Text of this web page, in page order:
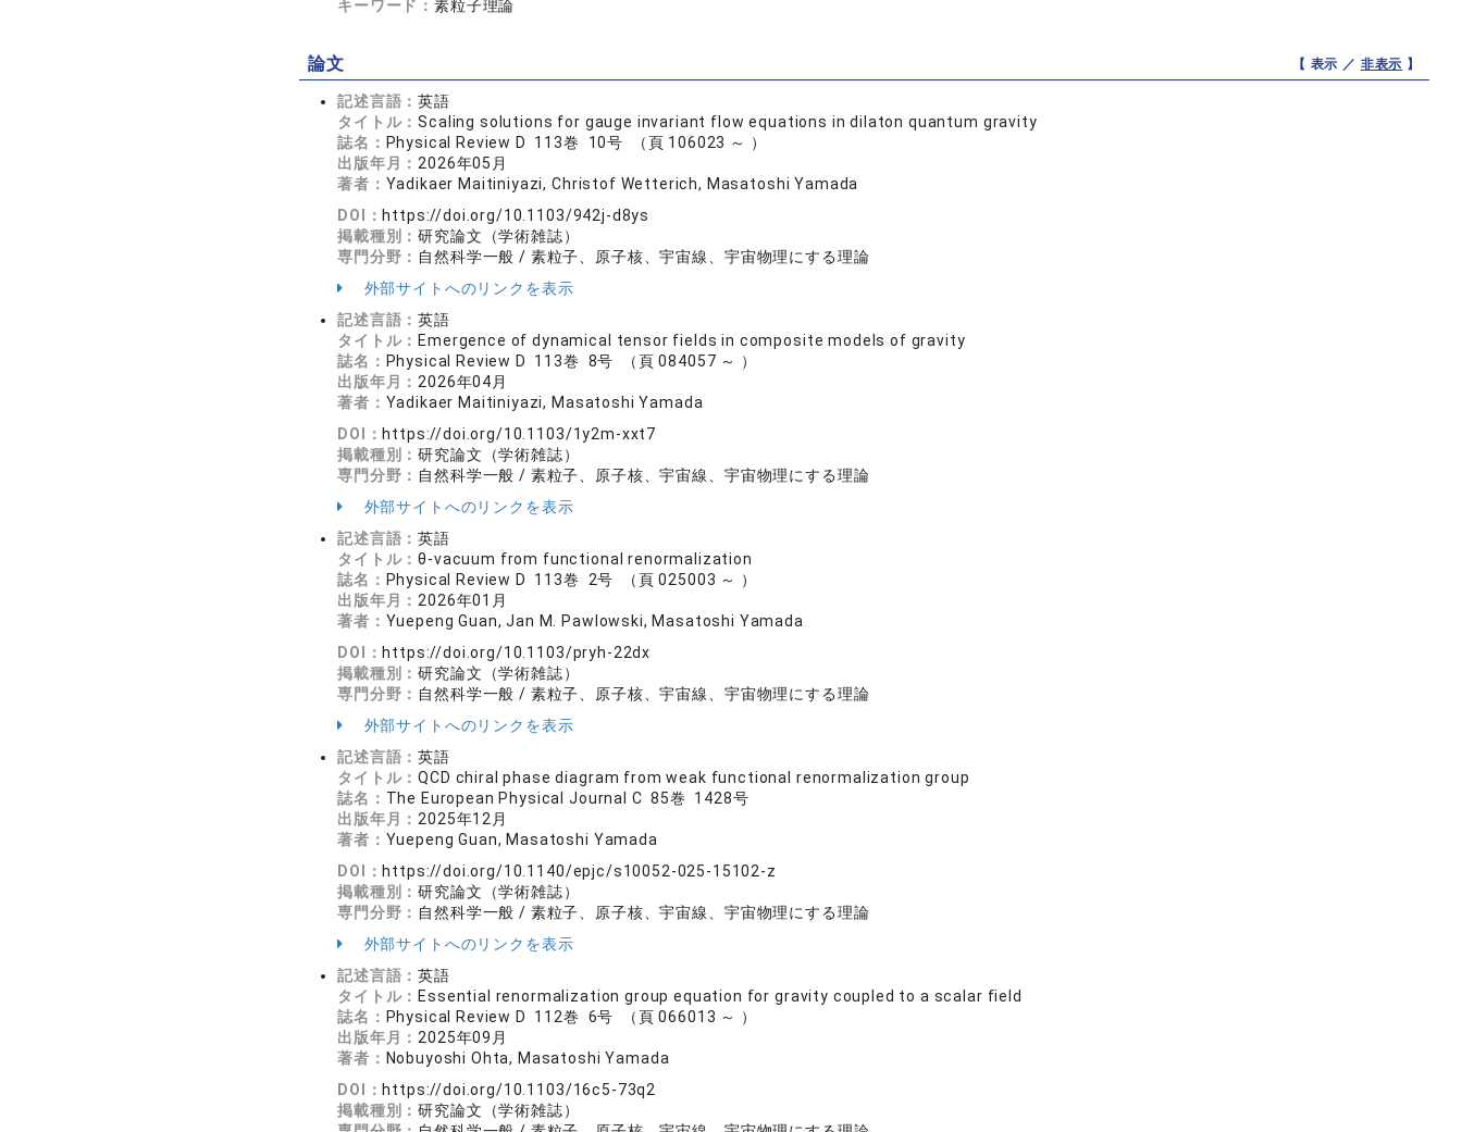
キーワード：素粒子理論
論文 【 表示 ／ 非表示 】
記述言語：英語
タイトル：Scaling solutions for gauge invariant flow equations in dilaton quantum gravity
誌名： Physical Review D 113巻 10号 （頁 106023 ～ ）
出版年月： 2026年05月
著者： Yadikaer Maitiniyazi, Christof Wetterich, Masatoshi Yamada
DOI： https://doi.org/10.1103/942j-d8ys
掲載種別：研究論文（学術雑誌）
専門分野： 自然科学一般 / 素粒子、原子核、宇宙線、宇宙物理にする理論
外部サイトへのリンクを表示
記述言語：英語
タイトル： Emergence of dynamical tensor fields in composite models of gravity
誌名： Physical Review D 113巻 8号 （頁 084057 ～ ）
出版年月： 2026年04月
著者： Yadikaer Maitiniyazi, Masatoshi Yamada
DOI： https://doi.org/10.1103/1y2m-xxt7
掲載種別：研究論文（学術雑誌）
専門分野： 自然科学一般 / 素粒子、原子核、宇宙線、宇宙物理にする理論
外部サイトへのリンクを表示
記述言語：英語
タイトル：θ-vacuum from functional renormalization
誌名： Physical Review D 113巻 2号 （頁 025003 ～ ）
出版年月： 2026年01月
著者： Yuepeng Guan, Jan M. Pawlowski, Masatoshi Yamada
DOI： https://doi.org/10.1103/pryh-22dx
掲載種別：研究論文（学術雑誌）
専門分野： 自然科学一般 / 素粒子、原子核、宇宙線、宇宙物理にする理論
外部サイトへのリンクを表示
記述言語：英語
タイトル：QCD chiral phase diagram from weak functional renormalization group
誌名： The European Physical Journal C 85巻 1428号
出版年月： 2025年12月
著者： Yuepeng Guan, Masatoshi Yamada
DOI： https://doi.org/10.1140/epjc/s10052-025-15102-z
掲載種別：研究論文（学術雑誌）
専門分野： 自然科学一般 / 素粒子、原子核、宇宙線、宇宙物理にする理論
外部サイトへのリンクを表示
記述言語：英語
タイトル： Essential renormalization group equation for gravity coupled to a scalar field
誌名： Physical Review D 112巻 6号 （頁 066013 ～ ）
出版年月： 2025年09月
著者： Nobuyoshi Ohta, Masatoshi Yamada
DOI： https://doi.org/10.1103/16c5-73q2
掲載種別：研究論文（学術雑誌）